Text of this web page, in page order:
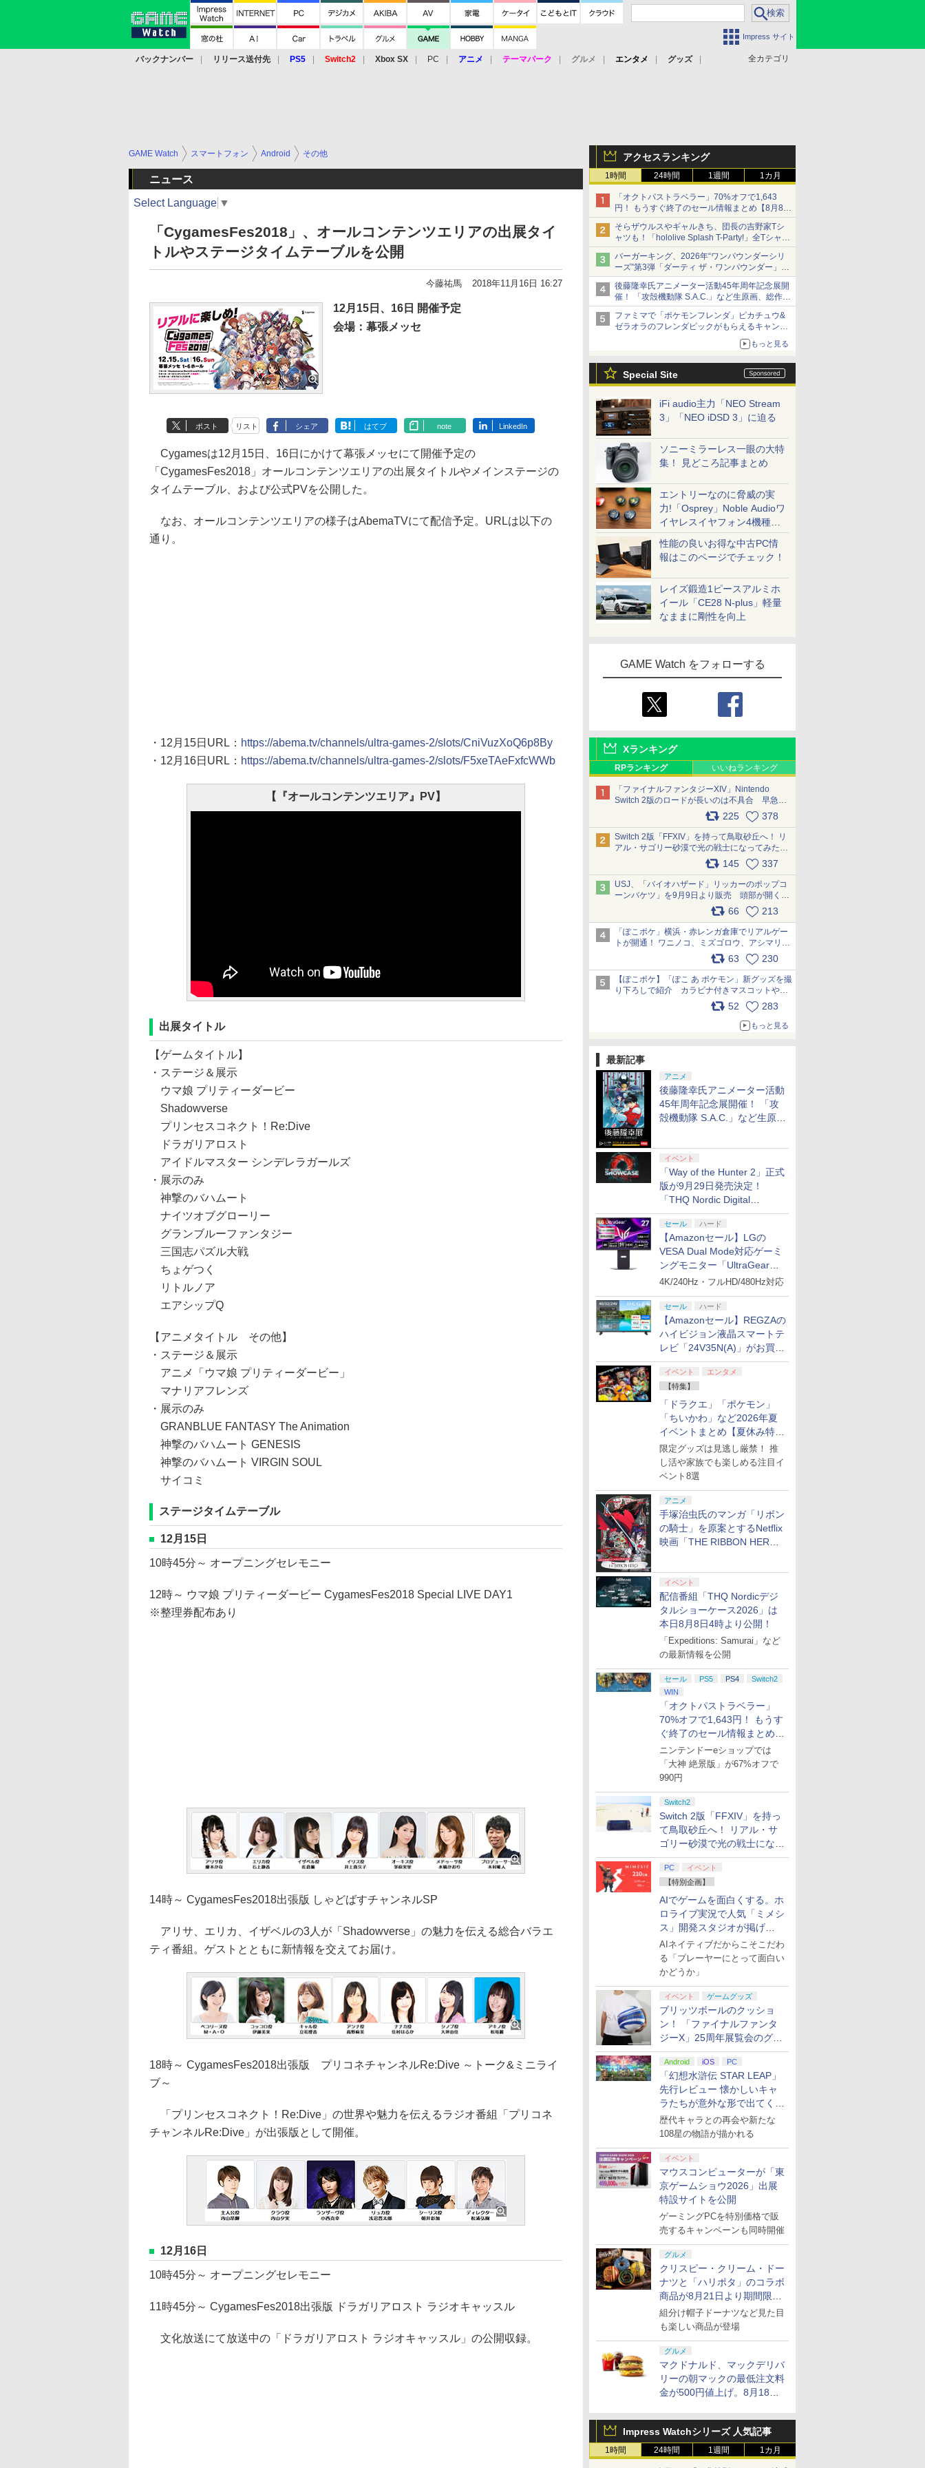
Impress サイト
全カテゴリ
バックナンバー リリース送付先 PS5 Switch2 Xbox SX PC アニメ テーマパーク グルメ エンタメ
グッズ
アクセスランキング
1時間 24時間 1週間 1カ月
「オクトパストラベラー」70%オフで1,643
円！ もうすぐ終了のセール情報まとめ【8月8日
更新】
ニンテンドーeショップでは「大神 絶景版」が
67%オフで990円
そらザウルスやギャルきち、団長の吉野家Tシ
ャツも！「hololive Splash T-Party!」全Tシャツ
ラインナップ公開＆オンライン販売開始
バーガーキング、2026年“ワンパウンダーシリ
ーズ”第3弾「ダーティ ザ・ワンパウンダー」を
8月7日発売
「特製ガーリックマヨソース」を使用した超大
型チーズバーガー
後藤隆幸氏アニメーター活動45年周年記念展開
催！ 「攻殻機動隊 S.A.C.」など生原画、総作画
監督修正が展示
ファミマで「ポケモンフレンダ」ピカチュウ&
ゼラオラのフレンダピックがもらえるキャンペ
もっと見る
Special Site
iFi audio主力「NEO Stream
3」「NEO iDSD 3」に迫る
ソニーミラーレス一眼の大特
集！ 見どころ記事まとめ
エントリーなのに脅威の実
力!「Osprey」Noble Audioワ
イヤレスイヤフォン4機種を
一気に聴く
性能の良いお得な中古PC情
報はこのページでチェック！
レイズ鍛造1ピースアルミホ
イール「CE28 N-plus」軽量
なままに剛性を向上
GAME Watch をフォローする
Xランキング
RPランキング いいねランキング
「ファイナルファンタジーXIV」Nintendo
Switch 2版のロードが長いのは不具合 早急に
アップデートできるよう対応中225 378
Switch 2版「FFXIV」を持って鳥取砂丘へ！ リ
アル・サゴリー砂漠で光の戦士になってみた
145 337
USJ、「バイオハザード」リッカーのポップコ
ーンバケツ」を9月9日より販売 頭部が開く仕
組み。味は恐怖を堪のう「味噌フレーバー」
66 213
「ぽこポケ」横浜・赤レンガ倉庫でリアルゲー
トが開通！ ワニノコ、ミズゴロウ、アシマリ登
場シーンをレポート pic.x.com/LDgEByVl6D
63 230
【ぽこポケ】「ぽこ あ ポケモン」新グッズを撮
り下ろしで紹介 カラビナ付きマスコットやス
52 283
もっと見る
最新記事
アニメ
後藤隆幸氏アニメーター活動
45年周年記念展開催！ 「攻
殻機動隊 S.A.C.」など生原
イベント
「Way of the Hunter 2」正式
版が9月29日発売決定！
「THQ Nordic Digital
Showcase 2026」まとめ
セール ハード
【Amazonセール】LGの
VESA Dual Mode対応ゲーミ
ングモニター「UltraGear
27G850A-B」がお買い得！
4K/240Hz・フルHD/480Hz対応
セール ハード
【Amazonセール】REGZAの
ハイビジョン液晶スマートテ
レビ「24V35N(A)」がお買い
得！
イベント
エンタメ
【特集】
「ドラクエ」「ポケモン」
「ちいかわ」など2026年夏
イベントまとめ【夏休み特
集】
限定グッズは見逃し厳禁！ 推
し活や家族でも楽しめる注目イ
ベント8選
アニメ
手塚治虫氏のマンガ「リボン
の騎士」を原案とするNetflix
映画「THE RIBBON HERO
イベント
配信番組「THQ Nordicデジ
タルショーケース2026」は
本日8月8日4時より公開！
「Expeditions: Samurai」など
の最新情報を公開
セール PS5 PS4
Switch2
WIN
「オクトパストラベラー」
70%オフで1,643円！ もうす
ぐ終了のセール情報まとめ
【8月8日更新】
ニンテンドーeショップでは
「大神 絶景版」が67%オフで
990円
Switch2
Switch 2版「FFXIV」を持っ
て鳥取砂丘へ！ リアル・サ
ゴリー砂漠で光の戦士になっ
てみた
PC
イベント
【特別企画】
AIでゲームを面白くする。ホ
ロライブ実況で人気「ミメシ
ス」開発スタジオが掲げ
る“AI活用の信念”とは？【講
演レポート】
AIネイティブだからこそこだわ
る「プレーヤーにとって面白い
かどうか」
イベント ゲームグッズ
ブリッツボールのクッショ
ン！ 「ファイナルファンタ
ジーX」25周年展覧会のグッ
ズ情報が公開
Android iOS PC
「幻想水滸伝 STAR LEAP」
先行レビュー 懐かしいキャ
ラたちが意外な形で出てくる
シリーズ完全新作！
歴代キャラとの再会や新たな
108星の物語が描かれる
イベント
マウスコンピューターが「東
京ゲームショウ2026」出展
特設サイトを公開
ゲーミングPCを特別価格で販
売するキャンペーンも同時開催
グルメ
クリスピー・クリーム・ドー
ナツと「ハリポタ」のコラボ
商品が8月21日より期間限定
で発売
組分け帽子ドーナツなど見た目
も楽しい商品が登場
グルメ
マクドナルド、マックデリバ
リーの朝マックの最低注文料
金が500円値上げ。8月18日
Impress Watchシリーズ 人気記事
1時間 24時間 1週間 1カ月
GAME Watch スマートフォン Android その他
ニュース
Select Language ▼
「CygamesFes2018」、オールコンテンツエリアの出展タイ
トルやステージタイムテーブルを公開
今藤祐馬 2018年11月16日 16:27
12月15日、16日 開催予定
会場：幕張メッセ
ポスト リスト シェア はてブ note LinkedIn
Cygamesは12月15日、16日にかけて幕張メッセにて開催予定の
「CygamesFes2018」オールコンテンツエリアの出展タイトルやメインステージの
タイムテーブル、および公式PVを公開した。
なお、オールコンテンツエリアの様子はAbemaTVにて配信予定。URLは以下の
通り。
・12月15日URL： https://abema.tv/channels/ultra-games-2/slots/CniVuzXoQ6p8By
・12月16日URL： https://abema.tv/channels/ultra-games-2/slots/F5xeTAeFxfcWWb
【『オールコンテンツエリア』PV】
出展タイトル
【ゲームタイトル】
・ステージ＆展示
ウマ娘 プリティーダービー
Shadowverse
プリンセスコネクト！Re:Dive
ドラガリアロスト
アイドルマスター シンデレラガールズ
・展示のみ
神撃のバハムート
ナイツオブグローリー
グランブルーファンタジー
三国志パズル大戦
ちょゲつく
リトルノア
エアシップQ
【アニメタイトル その他】
・ステージ＆展示
アニメ「ウマ娘 プリティーダービー」
マナリアフレンズ
・展示のみ
GRANBLUE FANTASY The Animation
神撃のバハムート GENESIS
神撃のバハムート VIRGIN SOUL
サイコミ
ステージタイムテーブル
12月15日
10時45分～ オープニングセレモニー
12時～ ウマ娘 プリティーダービー CygamesFes2018 Special LIVE DAY1
※整理券配布あり
14時～ CygamesFes2018出張版 しゃどばすチャンネルSP
アリサ、エリカ、イザベルの3人が「Shadowverse」の魅力を伝える総合バラエ
ティ番組。ゲストとともに新情報を交えてお届け。
18時～ CygamesFes2018出張版 プリコネチャンネルRe:Dive ～トーク&ミニライ
ブ～
「プリンセスコネクト！Re:Dive」の世界や魅力を伝えるラジオ番組「プリコネ
チャンネルRe:Dive」が出張版として開催。
12月16日
10時45分～ オープニングセレモニー
11時45分～ CygamesFes2018出張版 ドラガリアロスト ラジオキャッスル
文化放送にて放送中の「ドラガリアロスト ラジオキャッスル」の公開収録。